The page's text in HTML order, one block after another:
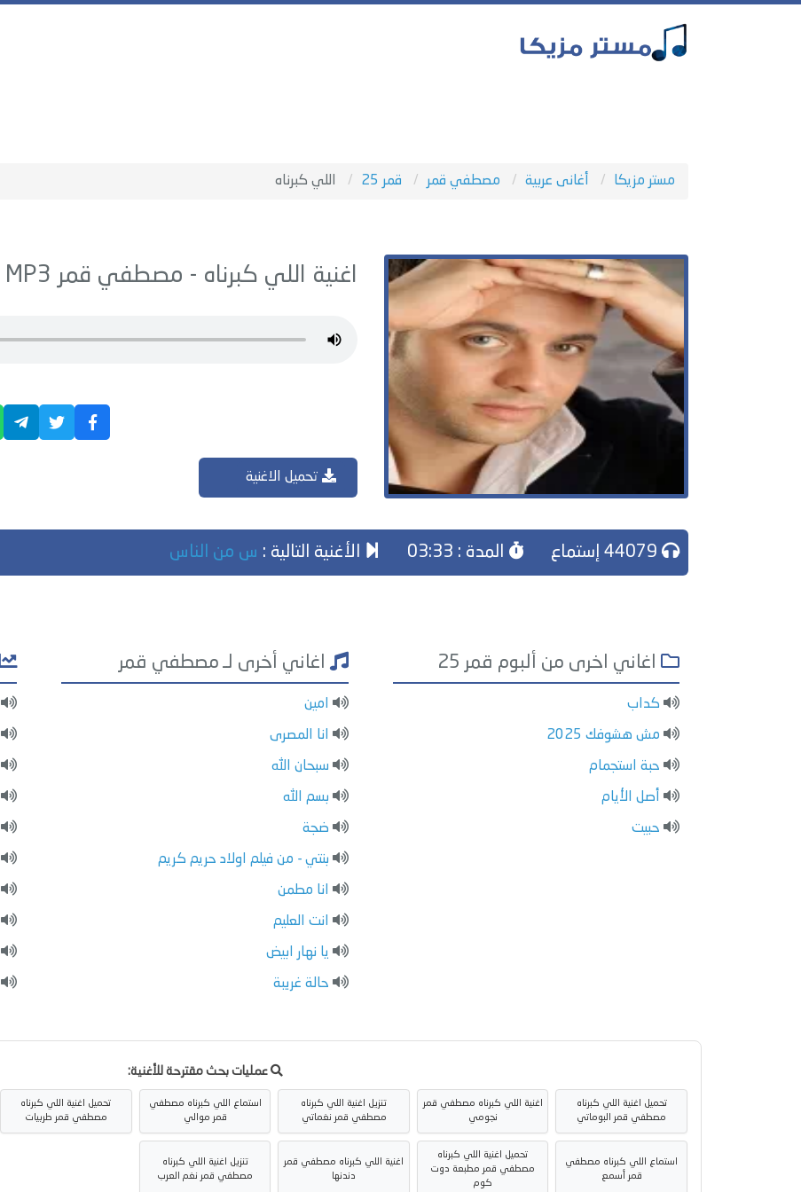
مستر مزيكا أغانى عربية مصطفي قمر قمر 25 اللي كبرناه
اغنية اللي كبرناه - مصطفي قمر
تحميل الاغنية
المدة : 03:33 الأغنية التالية : س من الناس
اغاني اخرى من ألبوم قمر 25
كداب
مش هشوفك 2025
حبة استجمام
أصل الأيام
حبيت
اغاني أخرى لـ مصطفي قمر
امين
انا المصرى
سبحان الله
بسم الله
ضجة
بنتي - من فيلم اولاد حريم كريم
انا مطمن
انت العليم
يا نهار ابيض
حالة غريبة
عمليات بحث مقترحة للأغنية:
تحميل اغنية اللي كبرناه
مصطفي قمر البوماتي
اغنية اللي كبرناه مصطفي قمر
نجومي
تنزيل اغنية اللي كبرناه
مصطفي قمر نغماتي
استماع اللي كبرناه مصطفي
قمر موالي
تحميل اغنية اللي كبرناه
مصطفي قمر طربيات
استماع اللي كبرناه مصطفي
قمر أسمع
تحميل اغنية اللي كبرناه
مصطفي قمر مطبعة دوت
كوم
اغنية اللي كبرناه مصطفي قمر
دندنها
تنزيل اغنية اللي كبرناه
مصطفي قمر نغم العرب